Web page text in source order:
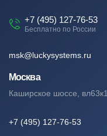
+7 (495) 127-76-53
Бесплатно по России
msk@luckysystems.ru
Москва
Каширское шоссе, вл63к1
+7 (495) 127-76-53